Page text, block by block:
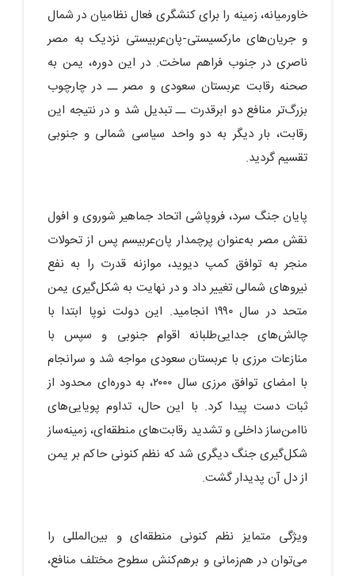
خاورمیانه، زمینه را برای کنشگری فعال نظامیان در شمال
و جریان‌های مارکسیستی-پان‌عربیستی نزدیک به مصر
ناصری در جنوب فراهم ساخت. در این دوره، یمن به
صحنه رقابت عربستان سعودی و مصر ــ در چارچوب
بزرگ‌تر منافع دو ابرقدرت ــ تبدیل شد و در نتیجه این
رقابت، بار دیگر به دو واحد سیاسی شمالی و جنوبی
تقسیم گردید.
پایان جنگ سرد، فروپاشی اتحاد جماهیر شوروی و افول
نقش مصر به‌عنوان پرچمدار پان‌عربیسم پس از تحولات
منجر به توافق کمپ دیوید، موازنه قدرت را به نفع
نیروهای شمالی تغییر داد و در نهایت به شکل‌گیری یمن
متحد در سال ۱۹۹۰ انجامید. این دولت نوپا ابتدا با
چالش‌های جدایی‌طلبانه اقوام جنوبی و سپس با
منازعات مرزی با عربستان سعودی مواجه شد و سرانجام
با امضای توافق مرزی سال ۲۰۰۰، به دوره‌ای محدود از
ثبات دست پیدا کرد. با این حال، تداوم پویایی‌های
ناامن‌ساز داخلی و تشدید رقابت‌های منطقه‌ای، زمینه‌ساز
شکل‌گیری جنگ دیگری شد که نظم کنونی حاکم بر یمن
از دل آن پدیدار گشت.
ویژگی متمایز نظم کنونی منطقه‌ای و بین‌المللی را
می‌توان در هم‌زمانی و برهم‌کنش سطوح مختلف منافع،